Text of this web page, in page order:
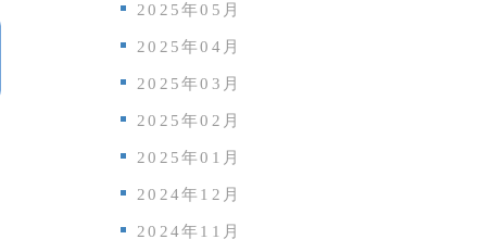
2025年05月
2025年04月
2025年03月
2025年02月
2025年01月
2024年12月
2024年11月